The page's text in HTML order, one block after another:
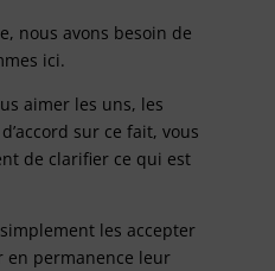
nous avons besoin de
ici.
aimer les uns, les
sur ce fait, vous
de clarifier ce qui est
les accepter
en permanence leur